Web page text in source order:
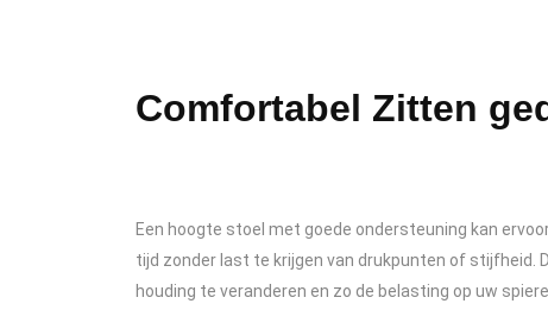
Comfortabel Zitten
Een hoogte stoel met goede ondersteuning kan
tijd zonder last te krijgen van drukpunten of
houding te veranderen en zo de belasting op uw